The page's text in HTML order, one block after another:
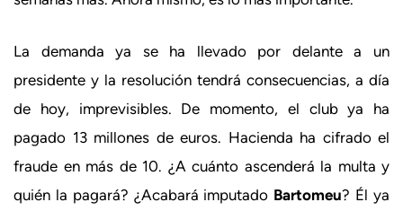
La demanda ya se ha llevado por delante a un
presidente y la resolución tendrá consecuencias, a día
de hoy, imprevisibles. De momento, el club ya ha
pagado 13 millones de euros. Hacienda ha cifrado el
fraude en más de 10. ¿A cuánto ascenderá la multa y
quién la pagará? ¿Acabará imputado Bartomeu? Él ya